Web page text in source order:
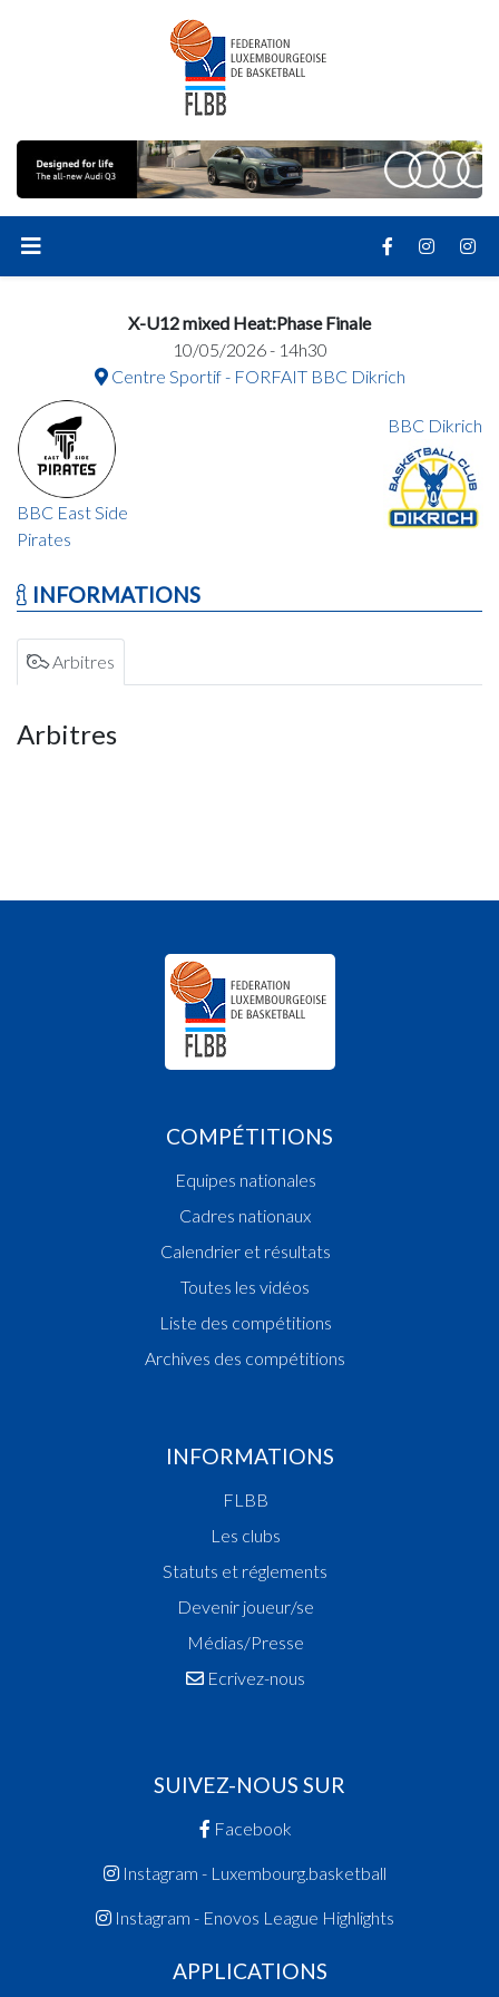
X-U12 mixed Heat:Phase Finale
10/05/2026 - 14h30
Centre Sportif - FORFAIT BBC Dikrich
BBC East Side
Pirates
BBC Dikrich
INFORMATIONS
Arbitres
Arbitres
COMPÉTITIONS
Equipes nationales
Cadres nationaux
Calendrier et résultats
Toutes les vidéos
Liste des compétitions
Archives des compétitions
INFORMATIONS
FLBB
Les clubs
Statuts et réglements
Devenir joueur/se
Médias/Presse
Ecrivez-nous
SUIVEZ-NOUS SUR
Facebook
Instagram - Luxembourg.basketball
Instagram - Enovos League Highlights
APPLICATIONS